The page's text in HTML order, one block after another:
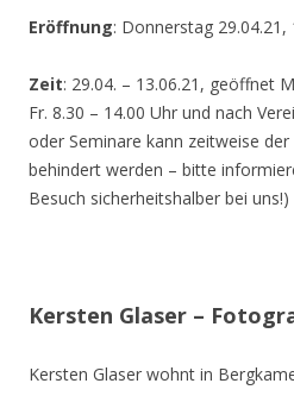
Eröffnung: Donnerstag 29.04.21,
Zeit: 29.04. – 13.06.21, geöffnet
Fr. 8.30 – 14.00 Uhr und nach
oder Seminare kann zeitweise
behindert werden – bitte
Besuch sicherheitshalber bei uns!)
Kersten Glaser –
Kersten Glaser wohnt in